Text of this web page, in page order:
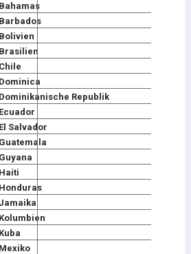
Bahamas
Barbados
Bolivien
Brasilien
Chile
Dominica
Dominikanische Republik
Ecuador
El Salvador
Guatemala
Guyana
Haiti
Honduras
Kolumbien
Kuba
Mexiko